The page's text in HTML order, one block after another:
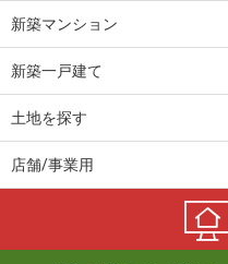
新築マンション
新築一戸建て
土地を探す
店舗/事業用